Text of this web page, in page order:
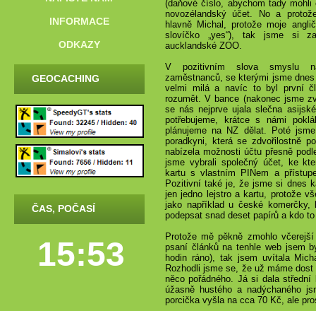
INFORMACE
ODKAZY
GEOCACHING
ČAS, POČASÍ
15:53
(daňové číslo, abychom tady
novozélandský účet. No a
hlavně Michal, protože moje
slovíčko „yes“), tak jsme si
aucklandské ZOO.
V pozitivním slova smyslu
zaměstnanců, se kterými jsme
velmi milá a navíc to byl první
rozumět. V bance (nakonec jsme
se nás nejprve ujala slečna
potřebujeme, krátce s námi
plánujeme na NZ dělat. Poté
poradkyni, která se zdvořilostně
nabízela možnosti účtu přesně
jsme vybrali společný účet, ke
kartu s vlastním PINem a
Pozitivní také je, že jsme si dnes
jen jedno lejstro a kartu, protože
jako například u české
podepsat snad deset papírů a kdo
Protože mě pěkně zmohlo
psaní článků na tenhle web jsem
hodin ráno), tak jsem uvítala
Rozhodli jsme se, že už máme
něco pořádného. Já si dala
úžasně hustého a nadýchaného
porcička vyšla na cca 70 Kč, ale